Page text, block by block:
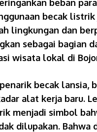
beban
becak
lingkungan dan
sebagai bagian
wisata lokal di
becak lansia,
alat kerja baru.
menjadi simbol
dilupakan. Bahwa